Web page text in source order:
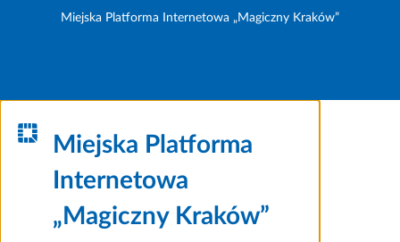
Miejska Platforma Internetowa „Magiczny Kraków”
Miejska Platforma
Internetowa
„Magiczny Kraków”